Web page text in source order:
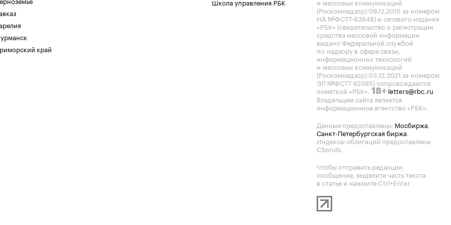
край
Школа управления РБК
и массовых коммуникаций
(Роскомнадзор) 09.12.2015 за номером
ИА №ФС77-63848) и сетевого издания
«РБК» (свидетельство о регистрации
средства массовой информации
выдано Федеральной службой
по надзору в сфере связи,
информационных технологий
и массовых коммуникаций
(Роскомнадзор) 03.12.2021 за номером
ЭЛ №ФС77-82385) сопровождаются
пометкой «РБК». 18+ letters@rbc.ru
Владельцем сайта является
информационное агентство «РБК».
Данные предоставлены: Мосбиржа,
Санкт-Петербургская биржа.
Индексы облигаций предоставлены
Cbonds.
Чтобы отправить редакции
сообщение, выделите часть текста
в статье и нажмите Ctrl+Enter